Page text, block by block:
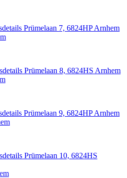
Prümelaan 7, 6824HP Arnhem
Prümelaan 8, 6824HS Arnhem
Prümelaan 9, 6824HP Arnhem
Prümelaan 10, 6824HS